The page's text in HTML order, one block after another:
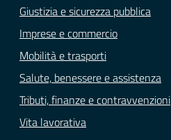
Giustizia e sicurezza pubblica
Imprese e commercio
Mobilità e trasporti
Salute, benessere e assistenza
Tributi, finanze e contravvenzioni
Vita lavorativa